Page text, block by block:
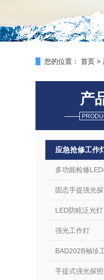
您的位置： 首页 >
产
应急抢修工作
多功能检修
固态手提强光
LED防眩泛光灯
强光工作灯
BAD202B袖珍
手提式强光探